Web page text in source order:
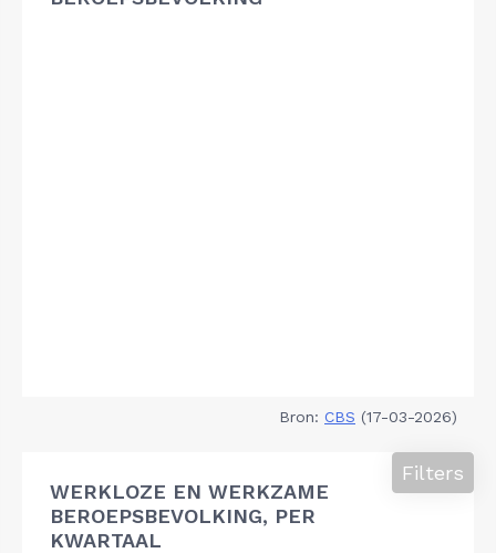
Bron: CBS (17-03-2026)
WERKLOZE EN WERKZAME
BEROEPSBEVOLKING, PER
KWARTAAL
Filters